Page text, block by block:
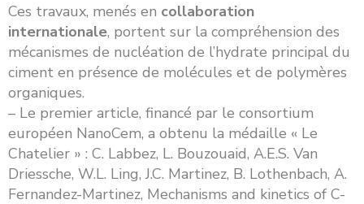
Ces travaux, menés en collaboration
internationale, portent sur la compréhension des
mécanismes de nucléation de l’hydrate principal du
ciment en présence de molécules et de polymères
organiques.
– Le premier article, financé par le consortium
européen NanoCem, a obtenu la médaille « Le
Chatelier » : C. Labbez, L. Bouzouaid, A.E.S. Van
Driessche, W.L. Ling, J.C. Martinez, B. Lothenbach, A.
Fernandez-Martinez, Mechanisms and kinetics of C-